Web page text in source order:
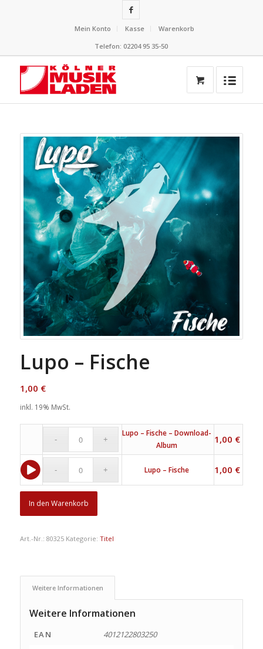
Mein Konto Kasse
Warenkorb
Telefon: 02204 95 35-50
Lupo – Fische
1,00 €
inkl. 19% MwSt.
Lupo – Fische – Download-
Album
1,00 €
Lupo – Fische 1,00 €
In den Warenkorb
Art.-Nr.: 80325 Kategorie: Titel
Weitere Informationen
Weitere Informationen
EAN
4012122803250